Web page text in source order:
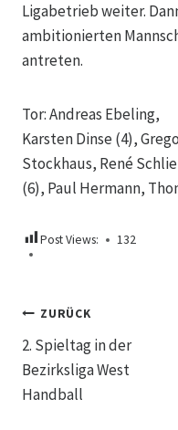
Ligabetrieb weiter.
ambitionierten
antreten.
Tor: Andreas Ebeling,
Karsten Dinse (4),
Stockhaus, René
(6), Paul Hermann,
Post Views: 132
ZURÜCK
2. Spieltag in der
Bezirksliga West
Handball